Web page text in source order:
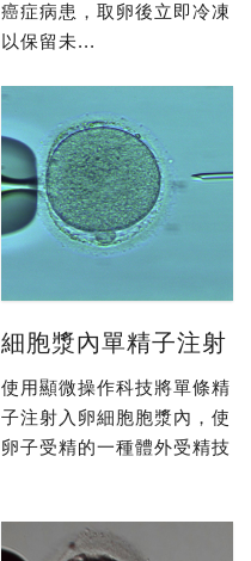
癌症病患，取卵後立即冷凍
以保留未...
細胞漿內單精子注射
使用顯微操作科技將單條精
子注射入卵細胞胞漿內，使
卵子受精的一種體外受精技